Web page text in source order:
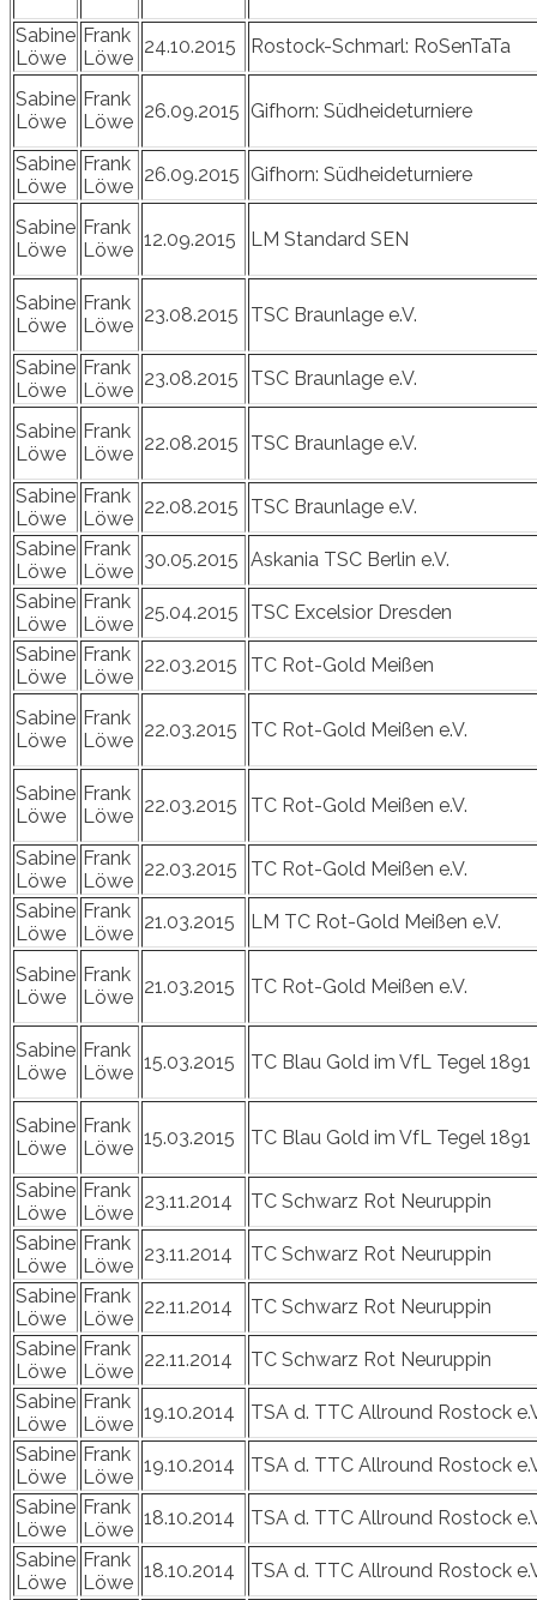
Sabine
Löwe
Frank
Löwe
24.10.2015 Rostock-Schmarl: RoSenTaTa
Sabine
Löwe
Frank
Löwe 26.09.2015 Gifhorn: Südheideturniere
Sabine
Löwe
Frank
Löwe
26.09.2015 Gifhorn: Südheideturniere
Sabine
Löwe
Frank
Löwe 12.09.2015 LM Standard SEN
Sabine
Löwe
Frank
Löwe 23.08.2015 TSC Braunlage e.V.
Sabine
Löwe
Frank
Löwe
23.08.2015 TSC Braunlage e.V.
Sabine
Löwe
Frank
Löwe 22.08.2015 TSC Braunlage e.V.
Sabine
Löwe
Frank
Löwe
22.08.2015
TSC Braunlage e.V.
Sabine
Löwe
Frank
Löwe
30.05.2015 Askania TSC Berlin e.V.
Sabine
Löwe
Frank
Löwe
25.04.2015
TSC Excelsior Dresden
Sabine
Löwe
Frank
Löwe
22.03.2015 TC Rot-Gold Meißen
Sabine
Löwe
Frank
Löwe 22.03.2015 TC Rot-Gold Meißen e.V.
Sabine
Löwe
Frank
Löwe 22.03.2015 TC Rot-Gold Meißen e.V.
Sabine
Löwe
Frank
Löwe
22.03.2015
TC Rot-Gold Meißen e.V.
Sabine
Löwe
Frank
Löwe
21.03.2015 LM TC Rot-Gold Meißen e.V.
Sabine
Löwe
Frank
Löwe 21.03.2015 TC Rot-Gold Meißen e.V.
Sabine
Löwe
Frank
Löwe 15.03.2015 TC Blau Gold im VfL Tegel 1891
Sabine
Löwe
Frank
Löwe 15.03.2015 TC Blau Gold im VfL Tegel 1891
Sabine
Löwe
Frank
Löwe
23.11.2014
TC Schwarz Rot Neuruppin
Sabine
Löwe
Frank
Löwe
23.11.2014
TC Schwarz Rot Neuruppin
Sabine
Löwe
Frank
Löwe
22.11.2014
TC Schwarz Rot Neuruppin
Sabine
Löwe
Frank
Löwe
22.11.2014
TC Schwarz Rot Neuruppin
Sabine
Löwe
Frank
Löwe
19.10.2014
TSA d. TTC Allround Rostock
Sabine
Löwe
Frank
Löwe
19.10.2014
TSA d. TTC Allround Rostock
Sabine
Löwe
Frank
Löwe
18.10.2014
TSA d. TTC Allround Rostock
Sabine
Löwe
Frank
Löwe
18.10.2014
TSA d. TTC Allround Rostock